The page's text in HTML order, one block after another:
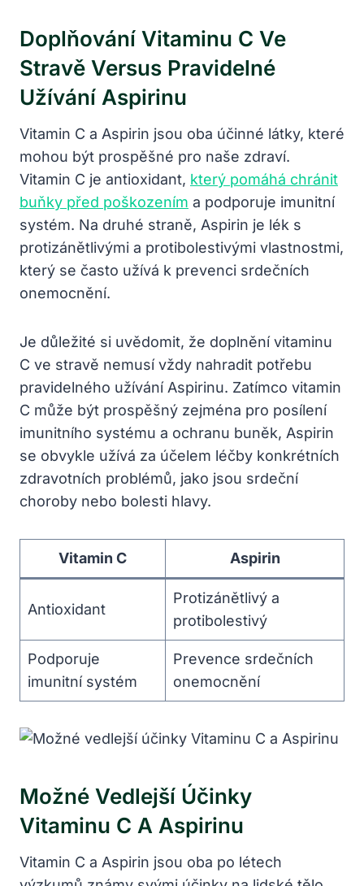
Doplňování Vitaminu C Ve
Stravě Versus Pravidelné
Užívání Aspirinu
Vitamin C a Aspirin jsou oba účinné látky, které
mohou být prospěšné pro naše zdraví.
Vitamin C je antioxidant, který pomáhá chránit
buňky před poškozením a podporuje imunitní
systém. Na druhé straně, Aspirin je lék s
protizánětlivými a protibolestivými vlastnostmi,
který se často užívá k prevenci srdečních
onemocnění.
Je důležité si uvědomit, že doplnění vitaminu
C ve stravě nemusí vždy nahradit potřebu
pravidelného užívání Aspirinu. Zatímco vitamin
C může být prospěšný zejména pro posílení
imunitního systému a ochranu buněk, Aspirin
se obvykle užívá za účelem léčby konkrétních
zdravotních problémů, jako jsou srdeční
choroby nebo bolesti hlavy.
Vitamin C Aspirin
Antioxidant
Protizánětlivý a
protibolestivý
Podporuje
imunitní systém
Prevence srdečních
onemocnění
Možné Vedlejší Účinky
Vitaminu C A Aspirinu
Vitamin C a Aspirin jsou oba po létech